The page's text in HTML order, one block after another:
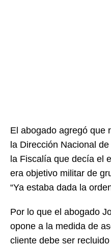
El abogado agregó que
la Dirección Nacional
la Fiscalía que decía el
era objetivo militar de
“Ya estaba dada la
Por lo que el abogado
opone a la medida de
cliente debe ser